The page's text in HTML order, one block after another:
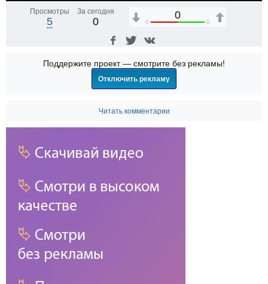
Просмотры
5
За сегодня
0
0
0 0
Поддержите проект — смотрите без рекламы!
Отключить рекламу
Читать комментарии